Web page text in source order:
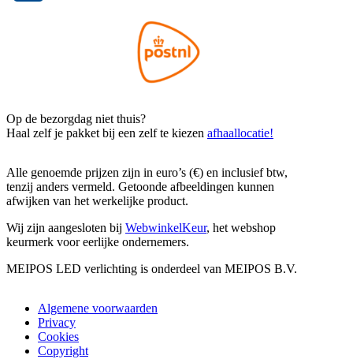
Op de bezorgdag niet thuis?
Haal zelf je pakket bij een zelf te kiezen afhaallocatie!
Alle genoemde prijzen zijn in euro’s (€) en inclusief btw,
tenzij anders vermeld. Getoonde afbeeldingen kunnen
afwijken van het werkelijke product.
Wij zijn aangesloten bij WebwinkelKeur, het webshop
keurmerk voor eerlijke ondernemers.
MEIPOS LED verlichting is onderdeel van MEIPOS B.V.
Algemene voorwaarden
Privacy
Cookies
Copyright